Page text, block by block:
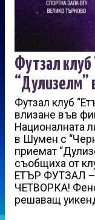
Футзал клуб
“Дулизелм”
Футзал клуб
влизане във
Националната
в Шумен с
приемат
съобщиха от
ЕТЪР ФУТЗАЛ
ЧЕТВОРКА!
решаващ